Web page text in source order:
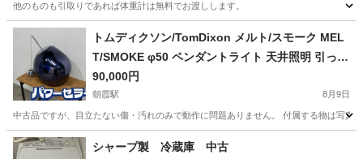
他のものも引取りであれば体重計は無料でお渡しします。
埼玉 さいたま市 西浦和駅
トムディクソン/TomDixon メルト/スモーク MEL
T/SMOKE φ50 ペンダントライト 天井照明 引っ掛
けシーリング 中古家電 店頭引取歓迎 R11016
90,000円
朝霞駅 8月9日
中古品ですが、目立たない傷・汚れのみで動作に問題ありません。 付属する物は写
埼玉 朝霞市 生活家電
シャープ製 冷蔵庫 中古